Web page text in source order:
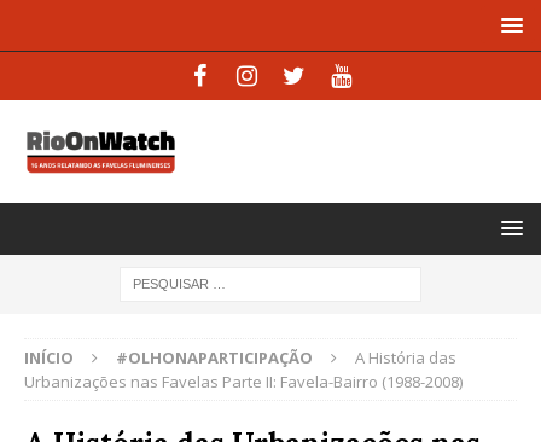
INÍCIO #OLHONAPARTICIPAÇÃO
A História das
Urbanizações nas Favelas Parte II: Favela-Bairro (1988-2008)